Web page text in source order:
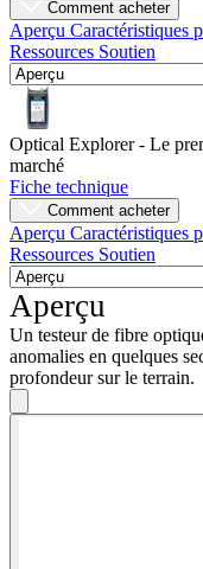
Emploi
Partenaires
Fournisseurs
Comment acheter
Aperçu Caractéristiques
Ressources Soutien
Optical Explorer - Le
marché
Fiche technique
Comment acheter
Aperçu Caractéristiques
Ressources Soutien
Aperçu
Un testeur de fibre
anomalies en quelques
profondeur sur le terrain.